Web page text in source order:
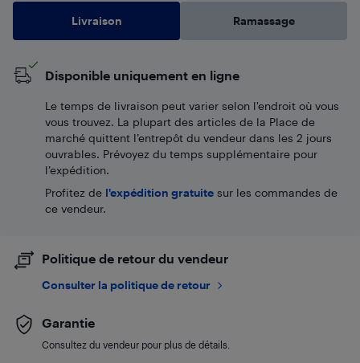
Livraison Ramassage
Disponible uniquement en ligne
Le temps de livraison peut varier selon l'endroit où vous
vous trouvez. La plupart des articles de la Place de
marché quittent l’entrepôt du vendeur dans les 2 jours
ouvrables. Prévoyez du temps supplémentaire pour
l’expédition.
Profitez de l'expédition gratuite sur les commandes de
ce vendeur.
Politique de retour du vendeur
Consulter la politique de retour
Garantie
Consultez du vendeur pour plus de détails.